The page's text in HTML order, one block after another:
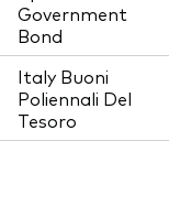
Government
Bond
Italy Buoni
Poliennali Del
Tesoro